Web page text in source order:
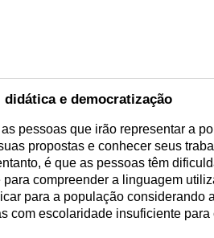
e democratização
pessoas que irão representar a
propostas e conhecer seus
é que as pessoas têm
compreender a linguagem
para a população considerando
com escolaridade insuficiente